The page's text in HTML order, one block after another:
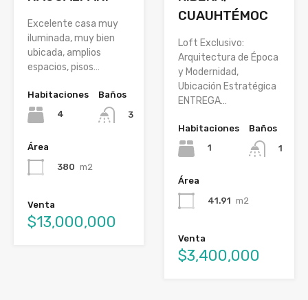
Excelente casa muy
iluminada, muy bien
ubicada, amplios
espacios, pisos…
Habitaciones
4
Baños
3
Área
380 m2
Venta
$13,000,000
CUAUHTÉMOC
Loft Exclusivo:
Arquitectura de Época
y Modernidad,
Ubicación Estratégica
ENTREGA…
Habitaciones
1
Baños
1
Área
41.91 m2
Venta
$3,400,000